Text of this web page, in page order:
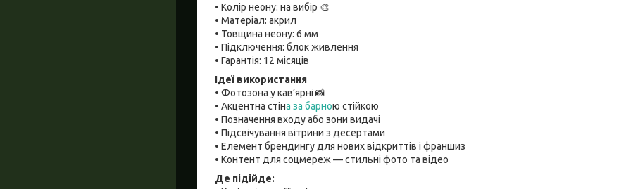
• Колір неону: на вибір 🎨
• Матеріал: акрил
• Товщина неону: 6 мм
• Підключення: блок живлення
• Гарантія: 12 місяців
Ідеї використання
• Фотозона у кав’ярні 📸
• Акцентна стіна за барною стійкою
• Позначення входу або зони видачі
• Підсвічування вітрини з десертами
• Елемент брендингу для нових відкриттів і франшиз
• Контент для соцмереж — стильні фото та відео
Де підійде: